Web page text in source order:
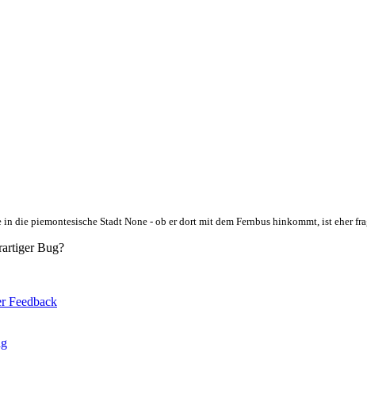
in die piemontesische Stadt None - ob er dort mit dem Fernbus hinkommt, ist eher
Bug?
Feedback